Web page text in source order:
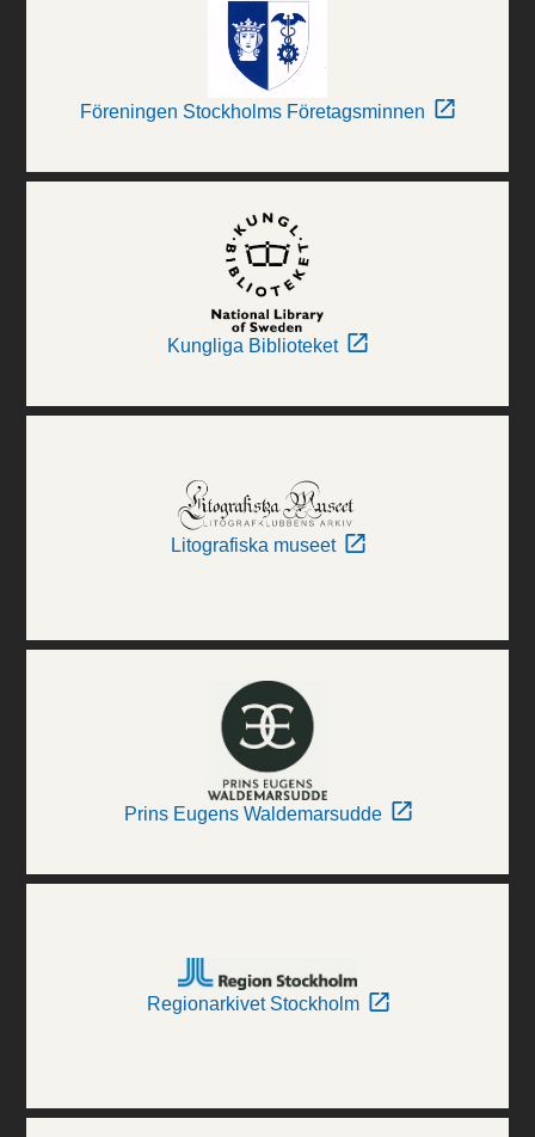
Föreningen Stockholms Företagsminnen
Kungliga Biblioteket
Litografiska museet
Prins Eugens Waldemarsudde
Regionarkivet Stockholm